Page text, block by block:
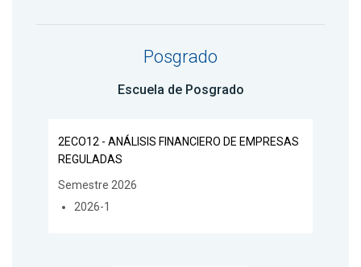
Posgrado
Escuela de Posgrado
2ECO12 - ANÁLISIS FINANCIERO DE EMPRESAS
REGULADAS
Semestre 2026
2026-1